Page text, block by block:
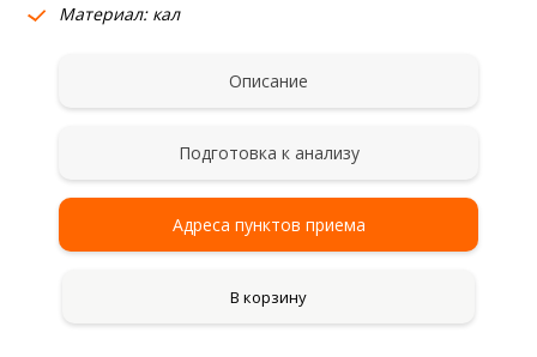
Где сдать
Материал: кал
Описание
Подготовка к анализу
Адреса пунктов приема
В корзину